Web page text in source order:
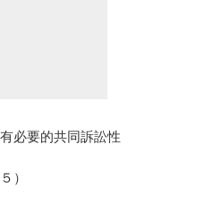
必要的共同訴訟性
）